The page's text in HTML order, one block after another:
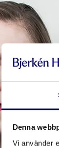
Denna
Vi använder